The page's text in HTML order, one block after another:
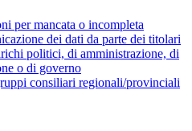
per mancata o incompleta
dei dati da parte dei titolari
politici, di amministrazione, di
o di governo
consiliari regionali/provinciali